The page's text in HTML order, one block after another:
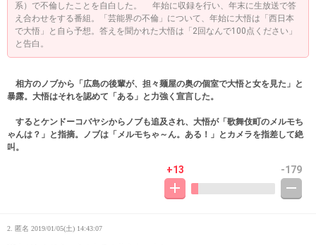
系）で不倫したことを自白した。 年始に収録を行い、年末に生放送で答
え合わせをする番組。「芸能界の不倫」について、年始に大悟は「西日本
で大悟」と自ら予想。答えを聞かれた大悟は「2回なんで100点ください」
と告白。
相方のノブから「広島の後輩が、担々麺屋の奥の個室で大悟と女を見た」と
暴露。大悟はそれを認めて「ある」と力強く宣言した。
するとケンドーコバヤシからノブも追及され、大悟が「歌舞伎町のメルモち
ゃんは？」と指摘。ノブは「メルモちゃ～ん。ある！」とカメラを指差して絶
叫。
+13 -179
2. 匿名 2019/01/05(土) 14:43:07